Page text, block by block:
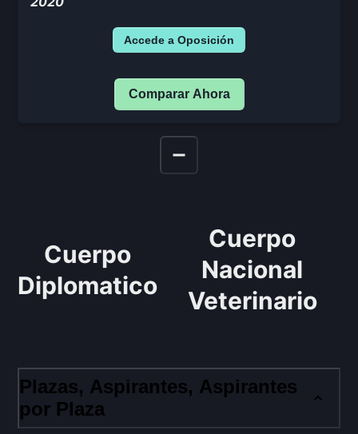
Accede a Oposición
Comparar Ahora
Cuerpo
Diplomatico
Cuerpo
Nacional
Veterinario
Plazas, Aspirantes, Aspirantes
por Plaza